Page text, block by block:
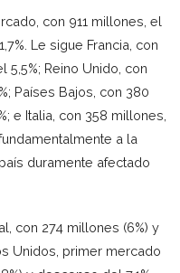
con 911 millones, el
Le sigue Francia, con
5,5%; Reino Unido, con
Países Bajos, con 380
e Italia, con 358 millones,
a la
duramente afectado
con 274 millones (6%) y
Unidos, primer mercado